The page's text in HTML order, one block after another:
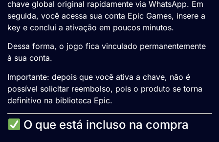
chave global original rapidamente via WhatsApp. Em
seguida, você acessa sua conta Epic Games, insere a
key e conclui a ativação em poucos minutos.
Dessa forma, o jogo fica vinculado permanentemente
à sua conta.
Importante: depois que você ativa a chave, não é
possível solicitar reembolso, pois o produto se torna
definitivo na biblioteca Epic.
O que está incluso na compra